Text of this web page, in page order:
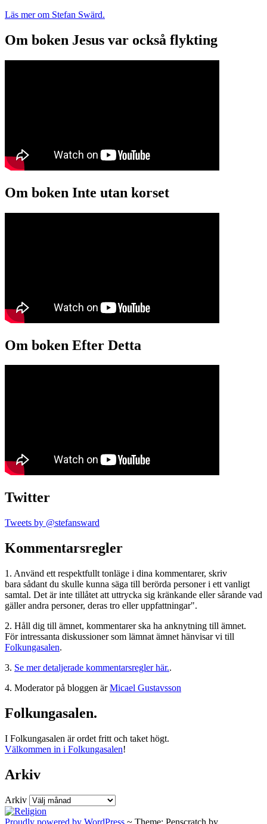
Läs mer om Stefan Swärd.
Om boken Jesus var också flykting
Om boken Inte utan korset
Om boken Efter Detta
Twitter
Tweets by @stefansward
Kommentarsregler
1. Använd ett respektfullt tonläge i dina kommentarer, skriv
bara sådant du skulle kunna säga till berörda personer i ett vanligt
samtal. Det är inte tillåtet att uttrycka sig kränkande eller sårande vad
gäller andra personer, deras tro eller uppfattningar".
2. Håll dig till ämnet, kommentarer ska ha anknytning till ämnet.
För intressanta diskussioner som lämnat ämnet hänvisar vi till
Folkungasalen.
3. Se mer detaljerade kommentarsregler här..
4. Moderator på bloggen ärMicael Gustavsson
Folkungasalen.
I Folkungasalen är ordet fritt och taket högt.
Välkommen in i Folkungasalen!
Arkiv
Arkiv
Proudly powered by WordPress ~ Theme: Penscratch by